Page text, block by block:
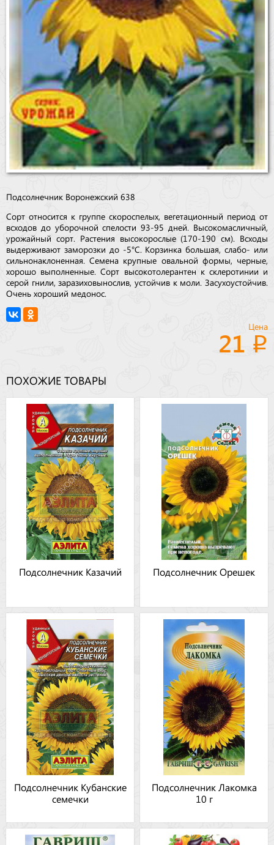
Подсолнечник Воронежский 638
Сорт относится к группе скороспелых, вегетационный период от
всходов до уборочной спелости 93-95 дней. Высокомасличный,
урожайный сорт. Растения высокорослые (170-190 см). Всходы
выдерживают заморозки до -5°C. Корзинка большая, слабо- или
сильнонаклоненная. Семена крупные овальной формы, черные,
хорошо выполненные. Сорт высокотолерантен к склеротинии и
серой гнили, заразиховынослив, устойчив к моли. Засухоустойчив.
Очень хороший медонос.
Цена
21
ПОХОЖИЕ ТОВАРЫ
Подсолнечник Казачий Подсолнечник Орешек
Подсолнечник Кубанские
семечки
Подсолнечник Лакомка
10 г